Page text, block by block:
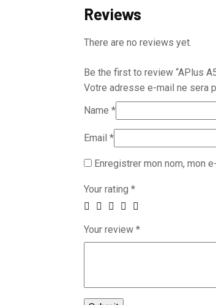
Reviews
There are no reviews yet.
Be the first to review “APlus
Votre adresse e-mail ne sera
Name *
Email *
Enregistrer mon nom, mon
Your rating *
Your review *